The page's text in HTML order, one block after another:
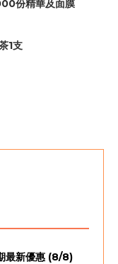
份精華及面膜
1支
最新優惠 (8/8)